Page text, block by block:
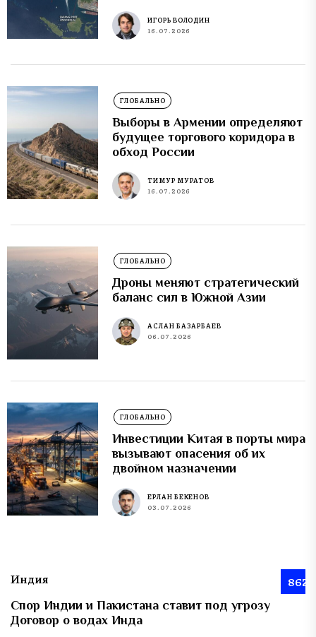
ИГОРЬ ВОЛОДИН
16.07.2026
ГЛОБАЛЬНО
Выборы в Армении определяют
будущее торгового коридора в
обход России
ТИМУР МУРАТОВ
16.07.2026
ГЛОБАЛЬНО
Дроны меняют стратегический
баланс сил в Южной Азии
АСЛАН БАЗАРБАЕВ
06.07.2026
ГЛОБАЛЬНО
Инвестиции Китая в порты мира
вызывают опасения об их
двойном назначении
ЕРЛАН БЕКЕНОВ
03.07.2026
Индия 862
Спор Индии и Пакистана ставит под угрозу
Договор о водах Инда